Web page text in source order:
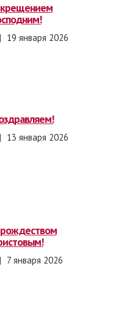
19 января 2026
13 января 2026
7 января 2026